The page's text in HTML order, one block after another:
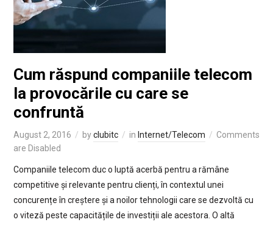
Cum răspund companiile telecom
la provocările cu care se
confruntă
August 2, 2016 byclubitc in Internet/Telecom
Comments
are Disabled
Companiile telecom duc o luptă acerbă pentru a rămâne
competitive și relevante pentru clienți, în contextul unei
concurențe în creștere și a noilor tehnologii care se dezvoltă cu
o viteză peste capacitățile de investiții ale acestora. O altă